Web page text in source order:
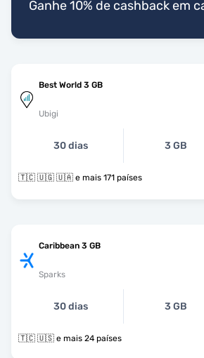
Ganhe 10% de cashback em
Best World 3 GB
Ubigi
30 dias 3 GB
🇹🇨 🇺🇬 🇺🇦 e mais 171 países
Caribbean 3 GB
Sparks
30 dias 3 GB
🇹🇨 🇺🇸 e mais 24 países